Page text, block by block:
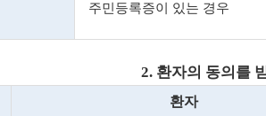
주민등록증이 있는 경우
2. 환자의 동의를
환자